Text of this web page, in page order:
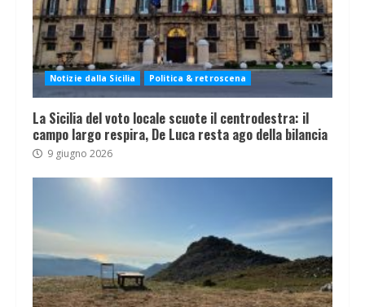
Notizie dalla Sicilia Politica & retroscena
La Sicilia del voto locale scuote il centrodestra: il
campo largo respira, De Luca resta ago della bilancia
9 giugno 2026